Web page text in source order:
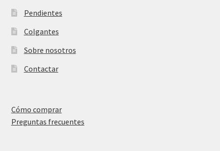
Pendientes
Colgantes
Sobre nosotros
Contactar
Cómo comprar
Preguntas frecuentes